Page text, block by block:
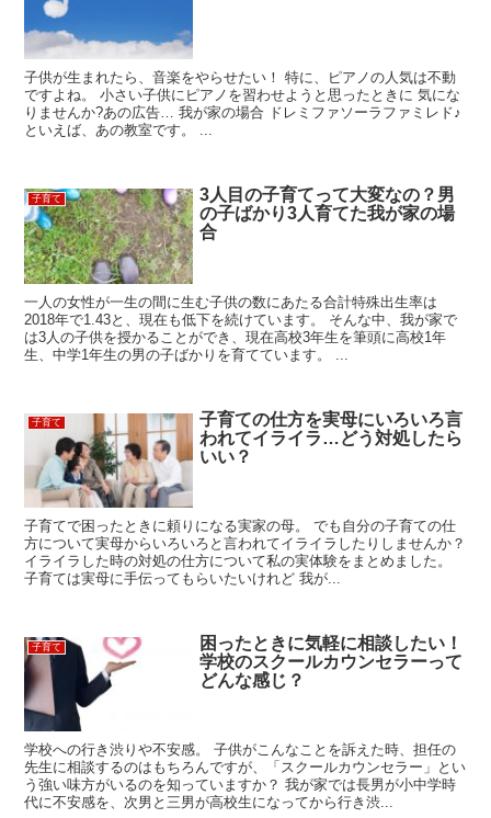
子供が生まれたら、音楽をやらせたい！ 特に、ピアノの人気は不動
ですよね。 小さい子供にピアノを習わせようと思ったときに 気にな
りませんか?あの広告… 我が家の場合 ドレミファソーラファミレド♪
といえば、あの教室です。 ...
子育て
3人目の子育てって大変なの？男
の子ばかり3人育てた我が家の場
合
一人の女性が一生の間に生む子供の数にあたる合計特殊出生率は
2018年で1.43と、現在も低下を続けています。 そんな中、我が家で
は3人の子供を授かることができ、現在高校3年生を筆頭に高校1年
生、中学1年生の男の子ばかりを育てています。 ...
子育て
子育ての仕方を実母にいろいろ言
われてイライラ…どう対処したら
いい？
子育てで困ったときに頼りになる実家の母。 でも自分の子育ての仕
方について実母からいろいろと言われてイライラしたりしませんか？
イライラした時の対処の仕方について私の実体験をまとめました。
子育ては実母に手伝ってもらいたいけれど 我が...
子育て
困ったときに気軽に相談したい！
学校のスクールカウンセラーって
どんな感じ？
学校への行き渋りや不安感。 子供がこんなことを訴えた時、担任の
先生に相談するのはもちろんですが、「スクールカウンセラー」とい
う強い味方がいるのを知っていますか？ 我が家では長男が小中学時
代に不安感を、次男と三男が高校生になってから行き渋...